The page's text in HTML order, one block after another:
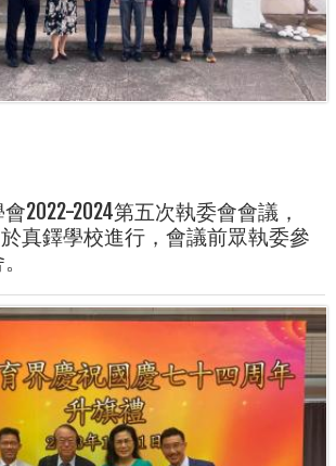
2022-2024第五次執委會會議，
於真鐸學校進行，會議前眾執委參